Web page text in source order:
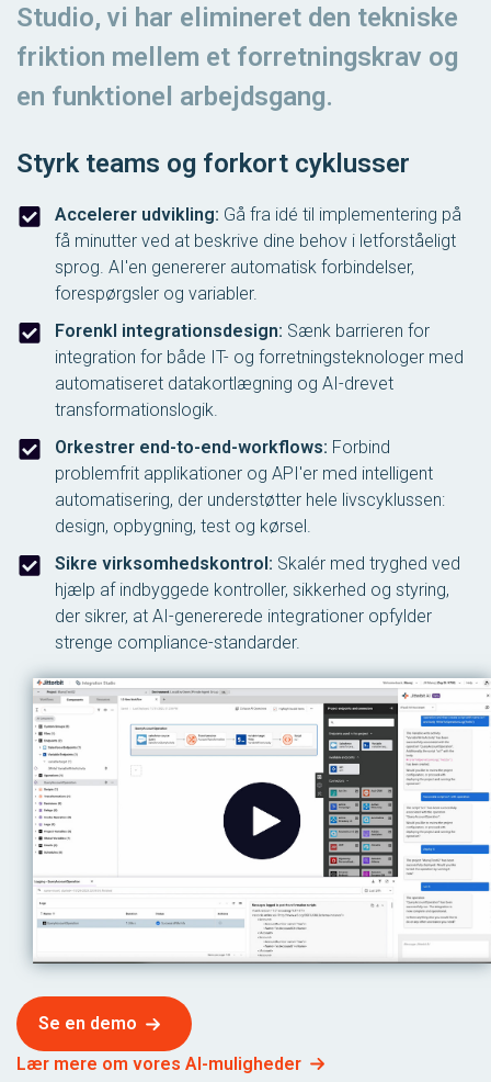
Studio, vi har elimineret den tekniske
friktion mellem et forretningskrav og
en funktionel arbejdsgang.
Styrk teams og forkort cyklusser
Accelerer udvikling: Gå fra idé til implementering på
få minutter ved at beskrive dine behov i letforståeligt
sprog. AI'en genererer automatisk forbindelser,
forespørgsler og variabler.
Forenkl integrationsdesign: Sænk barrieren for
integration for både IT- og forretningsteknologer med
automatiseret datakortlægning og AI-drevet
transformationslogik.
Orkestrer end-to-end-workflows: Forbind
problemfrit applikationer og API'er med intelligent
automatisering, der understøtter hele livscyklussen:
design, opbygning, test og kørsel.
Sikre virksomhedskontrol: Skalér med tryghed ved
hjælp af indbyggede kontroller, sikkerhed og styring,
der sikrer, at AI-genererede integrationer opfylder
strenge compliance-standarder.
Se en demo
Lær mere om vores AI-muligheder